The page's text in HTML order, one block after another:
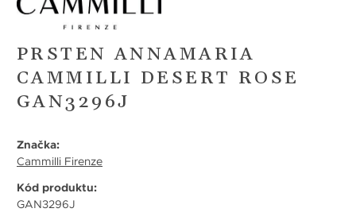
PRSTEN ANNAMARIA
CAMMILLI DESERT ROSE
GAN3296J
Značka:
Cammilli Firenze
Kód produktu:
GAN3296J